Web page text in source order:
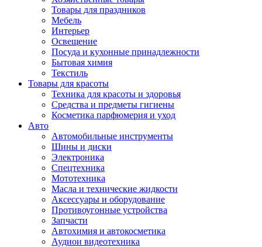
Товары для праздников
Мебель
Интерьер
Освещение
Посуда и кухонные принадлежности
Бытовая химия
Текстиль
Товары для красоты
Техника для красоты и здоровья
Средства и предметы гигиены
Косметика парфюмерия и уход
Авто
Автомобильные инструменты
Шины и диски
Электроника
Спецтехника
Мототехника
Масла и технические жидкости
Аксессуары и оборудование
Противоугонные устройства
Запчасти
Автохимия и автокосметика
Аудиои видеотехника